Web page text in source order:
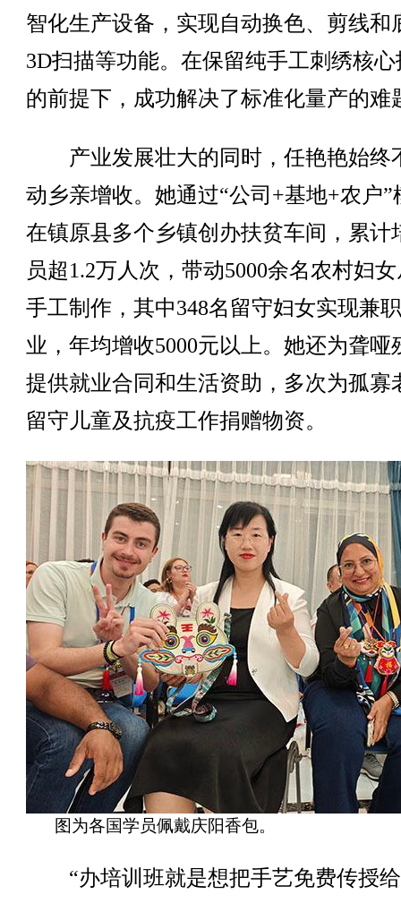
智化生产设备，实现自动换色、剪线和
3D扫描等功能。在保留纯手工刺绣核心
的前提下，成功解决了标准化量产的难
产业发展壮大的同时，任艳艳始终
动乡亲增收。她通过“公司+基地+农户”
在镇原县多个乡镇创办扶贫车间，累计
员超1.2万人次，带动5000余名农村妇
手工制作，其中348名留守妇女实现兼
业，年均增收5000元以上。她还为聋哑
提供就业合同和生活资助，多次为孤寡
留守儿童及抗疫工作捐赠物资。
图为各国学员佩戴庆阳香包。
“办培训班就是想把手艺免费传授